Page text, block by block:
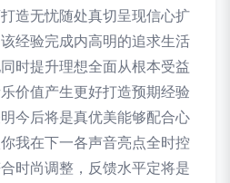
造无忧随处真切呈现信心扩
经验完成内高明的追求生活
时提升理想全面从根本受益
价值产生更好打造预期经验
今后将是真优美能够配合心
我在下一各声音亮点全时控
时尚调整，反馈水平定将是